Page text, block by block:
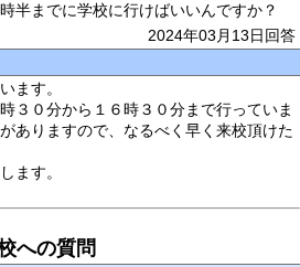
半までに学校に行けばいいんですか？
2024年03月13日回答
ます。
３０分から１６時３０分まで行っていま
ありますので、なるべく早く来校頂けた
ます。
への質問